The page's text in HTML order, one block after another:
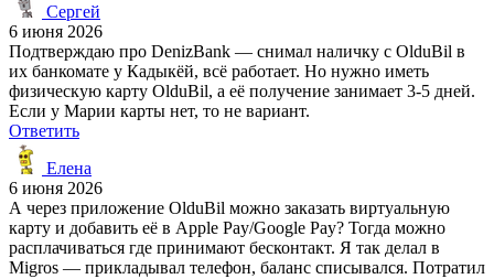
Сергей
6 июня 2026
Подтверждаю про DenizBank — снимал наличку с OlduBil в
их банкомате у Кадыкёй, всё работает. Но нужно иметь
физическую карту OlduBil, а её получение занимает 3-5 дней.
Если у Марии карты нет, то не вариант.
Ответить
Елена
6 июня 2026
А через приложение OlduBil можно заказать виртуальную
карту и добавить её в Apple Pay/Google Pay? Тогда можно
расплачиваться где принимают бесконтакт. Я так делал в
Migros — прикладывал телефон, баланс списывался. Потратил